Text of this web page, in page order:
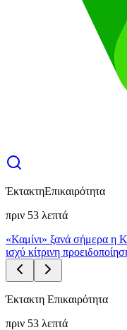
ΈκτακτηΕπικαιρότητα
πριν 53 λεπτά
«Καμίνι» ξανά σήμερα η
ισχύ κίτρινη
Έκτακτη Επικαιρότητα
πριν 53 λεπτά